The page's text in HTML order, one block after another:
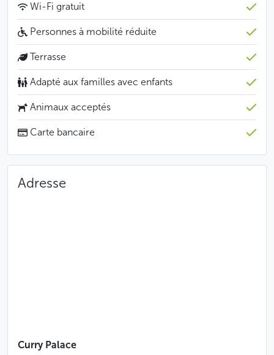
Wi-Fi gratuit
Personnes à mobilité réduite
Terrasse
Adapté aux familles avec enfants
Animaux acceptés
Carte bancaire
Adresse
Curry Palace